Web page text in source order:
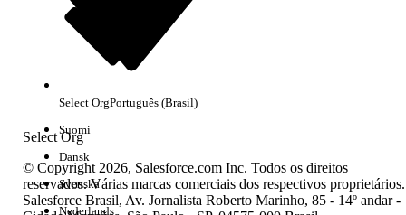
Sem resultados
Select Org
Select OrgPortuguês (Brasil)
Suomi
Dansk
Svenska
Nederlands
© Copyright 2026, Salesforce.com Inc. Todos os direitos
reservados. Várias marcas comerciais dos respectivos proprietários.
Salesforce Brasil, Av. Jornalista Roberto Marinho, 85 - 14º andar -